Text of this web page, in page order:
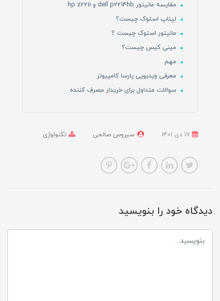
مقایسه مانیتور dell p2214hb و hp z221i
لپتاپ استوک چیست؟
مانیتور استوک چیست ؟
مینی کیس چیست؟
مهم
معرفی ویدیویی پارسا کامپیوتر
سوالات متداول برای خریدار مصرف کننده
سیروس صالحی تکنولوژی
دیدگاه خود را بنویسید